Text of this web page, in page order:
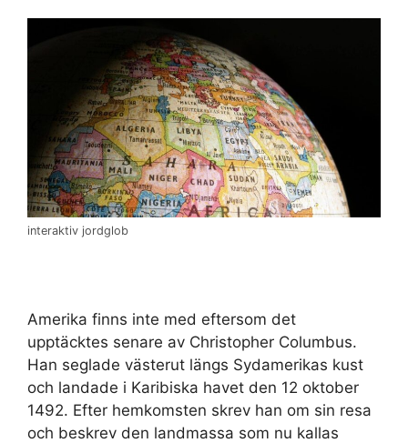
interaktiv jordglob
Amerika finns inte med eftersom det
upptäcktes senare av Christopher Columbus.
Han seglade västerut längs Sydamerikas kust
och landade i Karibiska havet den 12 oktober
1492. Efter hemkomsten skrev han om sin resa
och beskrev den landmassa som nu kallas